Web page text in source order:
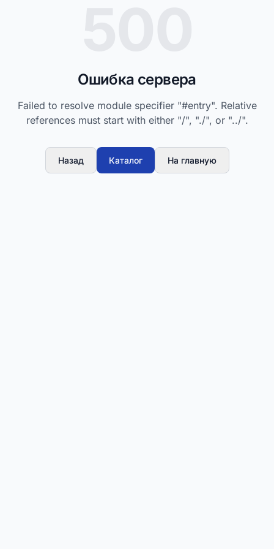
Ошибка сервера
Failed to resolve module specifier "#entry". Relative
references must start with either "/", "./", or "../".
Назад Каталог На главную